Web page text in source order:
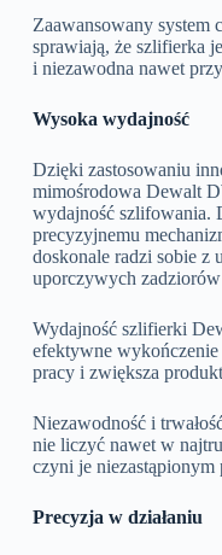
Zaawansowany system
sprawiają, że szlifierka
i niezawodna nawet
Wysoka wydajność
Dzięki zastosowaniu
mimośrodowa Dewalt
wydajność szlifowania.
precyzyjnemu
doskonale radzi sobie z
uporczywych
Wydajność szlifierki
efektywne wykończenie
pracy i zwiększa
Niezawodność i
nie liczyć nawet w
czyni je niezastąpionym
Precyzja w działaniu